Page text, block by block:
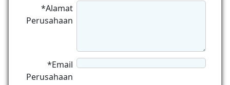
*Alamat
Perusahaan
*Email
Perusahaan